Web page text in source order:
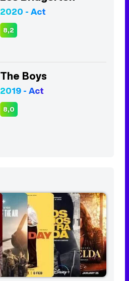
2020 - Act
8,2
The Boys
2019 - Act
8,0